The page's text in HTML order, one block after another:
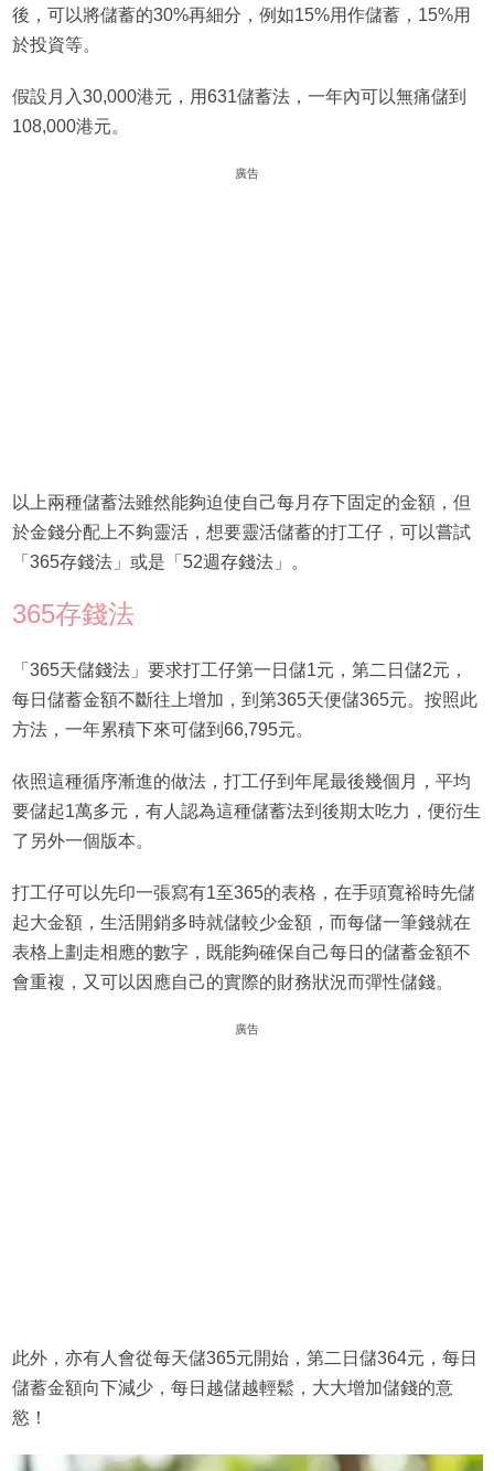
後，可以將儲蓄的30%再細分，例如15%用作儲蓄，15%用
於投資等。
假設月入30,000港元，用631儲蓄法，一年內可以無痛儲到
108,000港元。
廣告
以上兩種儲蓄法雖然能夠迫使自己每月存下固定的金額，但
於金錢分配上不夠靈活，想要靈活儲蓄的打工仔，可以嘗試
「365存錢法」或是「52週存錢法」。
365存錢法
「365天儲錢法」要求打工仔第一日儲1元，第二日儲2元，
每日儲蓄金額不斷往上增加，到第365天便儲365元。按照此
方法，一年累積下來可儲到66,795元。
依照這種循序漸進的做法，打工仔到年尾最後幾個月，平均
要儲起1萬多元，有人認為這種儲蓄法到後期太吃力，便衍生
了另外一個版本。
打工仔可以先印一張寫有1至365的表格，在手頭寬裕時先儲
起大金額，生活開銷多時就儲較少金額，而每儲一筆錢就在
表格上劃走相應的數字，既能夠確保自己每日的儲蓄金額不
會重複，又可以因應自己的實際的財務狀況而彈性儲錢。
廣告
此外，亦有人會從每天儲365元開始，第二日儲364元，每日
儲蓄金額向下減少，每日越儲越輕鬆，大大增加儲錢的意
慾！